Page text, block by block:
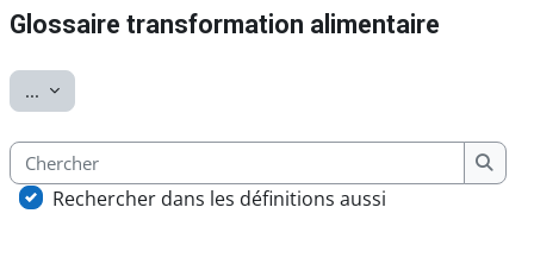
Glossaire transformation alimentaire
... Exporter des articles
Chercher
Rechercher dans les définitions aussi